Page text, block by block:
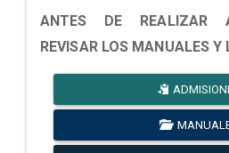
ANTES DE REALIZAR
REVISAR LOS MANUALES Y